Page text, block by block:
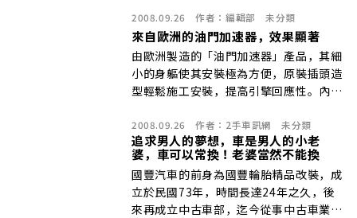
內中古車商主流銷售管道，也是全省各汽
車商行指定的中古車主流刊物！
2008.09.26 作者： 編輯部 未分類
來自歐洲的油門加速器，效果顯著
由歐洲製造的「油門加速器」產品，其細
小的身軀使其安裝極為方便，原裝插頭造
型輕鬆施工安裝，提高引擎回應性。內裏
油門踏板位置換能器訊號，將重新整理後
的油門訊號傳往電腦
2008.09.26 作者： 2手車訊網 未分類
追求男人的夢想，車是男人的小老
婆，車可以常換！老婆當然不能換
國豐汽車的前身為國豐輪胎精品改裝，成
立於民國73年，時間長達24年之久，後
來再成立中古車部，迄今從事中古車業也